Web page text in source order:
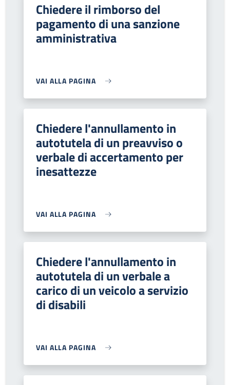
Chiedere il rimborso del
pagamento di una sanzione
amministrativa
VAI ALLA PAGINA
Chiedere l'annullamento in
autotutela di un preavviso o
verbale di accertamento per
inesattezze
VAI ALLA PAGINA
Chiedere l'annullamento in
autotutela di un verbale a
carico di un veicolo a servizio
di disabili
VAI ALLA PAGINA